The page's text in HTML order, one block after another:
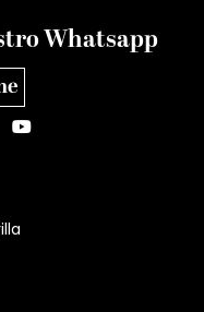
Whatsapp